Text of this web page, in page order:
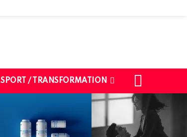
SPORT / TRANSFORMATION